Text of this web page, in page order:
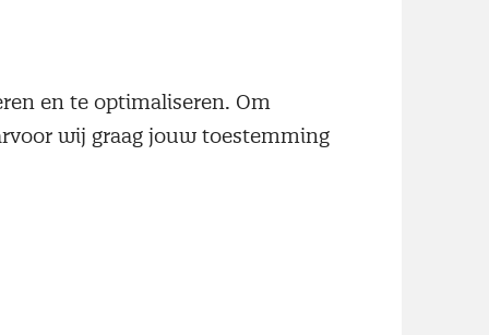
en te optimaliseren. Om
wij graag jouw toestemming